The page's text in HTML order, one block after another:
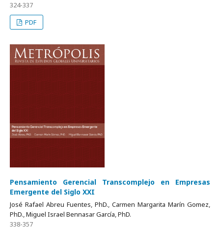
324-337
PDF
Pensamiento Gerencial Transcomplejo en Empresas
Emergente del Siglo XXI
José Rafael Abreu Fuentes, PhD., Carmen Margarita Marín Gomez,
PhD., Miguel Israel Bennasar García, PhD.
338-357